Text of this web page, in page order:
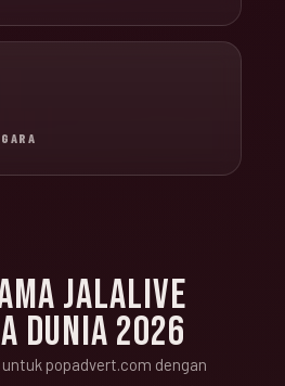
JALALIVE
DUNIA 2026
popadvert.com dengan